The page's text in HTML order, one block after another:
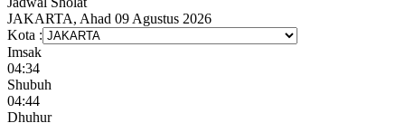
JAKARTA, Ahad 09 Agustus 2026
Kota :
Imsak
04:34
Shubuh
04:44
Dhuhur